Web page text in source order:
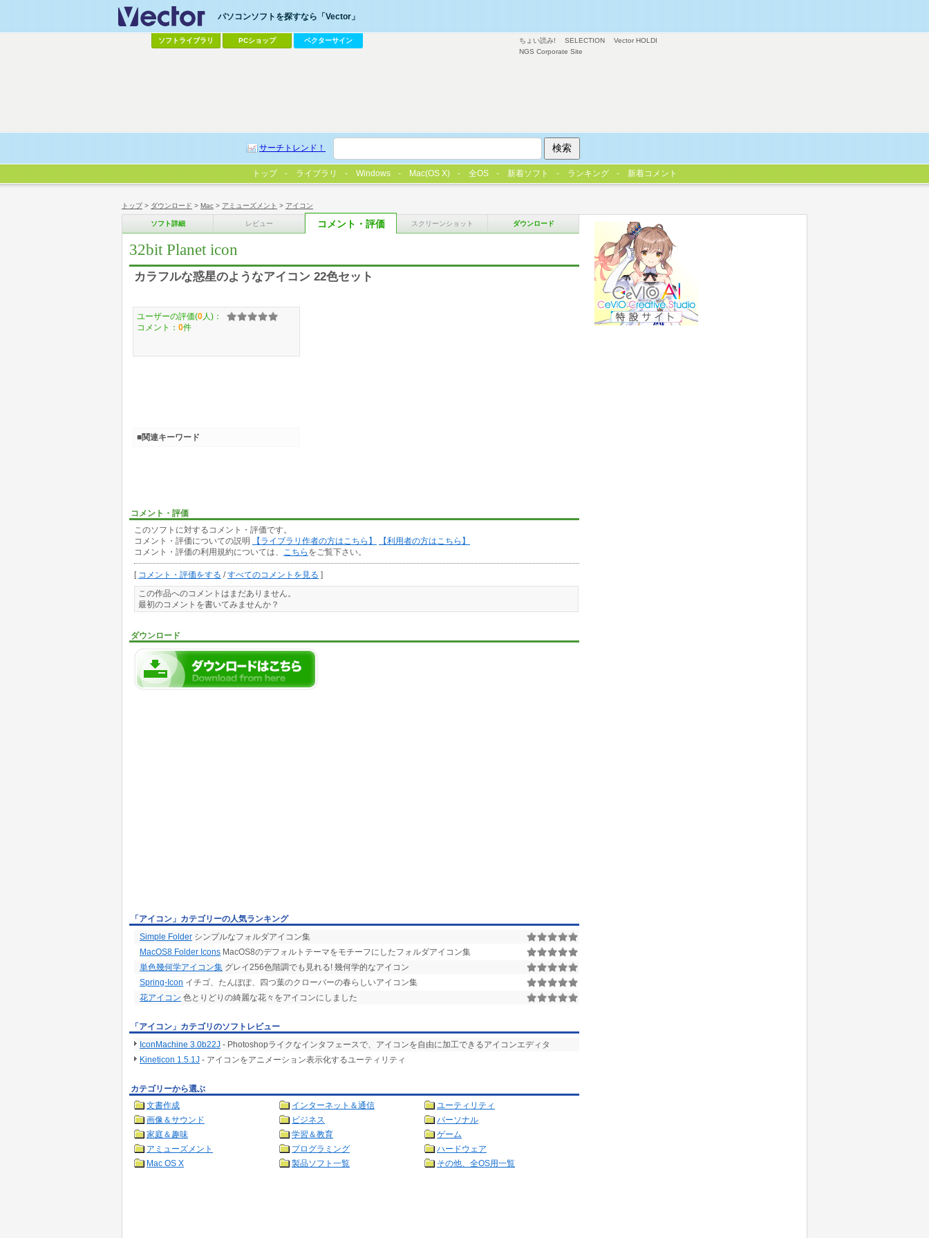
トップ> ダウンロード > Mac > アミューズメント > アイコン
ソフト詳細 レビュー コメント・評価 スクリーンショット ダウンロード
32bit Planet icon
カラフルな惑星のようなアイコン 22色セット
コメント・評価
このソフトに対するコメント・評価です。
コメント・評価についての説明
【ライブラリ作者の方はこちら】
【利用者の方はこちら】
コメント・評価の利用規約については、
こちら をご覧下さい。
[ コメント・評価をする /すべてのコメントを見る ]
この作品へのコメントはまだありません。
最初のコメントを書いてみませんか？
ダウンロード
ユーザーの評価(0 人)：
コメント： 0件
■関連キーワード
「アイコン」カテゴリーの人気ランキング
Simple Folder シンプルなフォルダアイコン集
MacOS8 Folder Icons MacOS8のデフォルトテーマをモチーフにしたフォルダアイコン集
単色幾何学アイコン集 グレイ256色階調でも見れる! 幾何学的なアイコン
Spring-Icon イチゴ、たんぽぽ、四つ葉のクローバーの春らしいアイコン集
花アイコン 色とりどりの綺麗な花々をアイコンにしました
「アイコン」カテゴリのソフトレビュー
IconMachine 3.0b22J - Photoshopライクなインタフェースで、アイコンを自由に加工できるアイコンエディタ
Kineticon 1.5.1J - アイコンをアニメーション表示化するユーティリティ
カテゴリーから選ぶ
文書作成
インターネット＆通信
ユーティリティ
画像＆サウンド
ビジネス
パーソナル
家庭＆趣味
学習＆教育
ゲーム
アミューズメント
プログラミング
ハードウェア
Mac OS X
製品ソフト一覧 その他、全OS用一覧
ちょい読み! SELECTION
Vector HOLDI
NGS Corporate Site
パソコンソフトを探すなら「Vector」
ソフトライブラリ PCショップ ベクターサイン
サーチトレンド！
トップ ライブラリ Windows Mac(OS X) 全OS 新着ソフト ランキング 新着コメント